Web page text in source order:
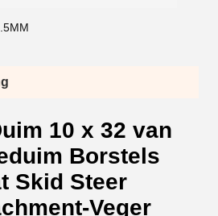
10 x 32 van
Borstels
Skid Steer
Veger